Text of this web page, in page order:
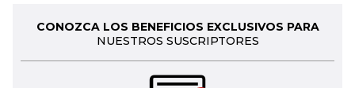
CONOZCA LOS BENEFICIOS EXCLUSIVOS PARA
NUESTROS SUSCRIPTORES